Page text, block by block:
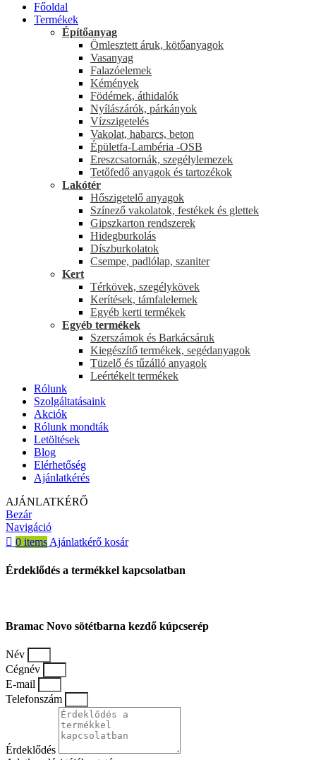
Főoldal
Termékek
Építőanyag
Ömlesztett áruk, kötőanyagok
Vasanyag
Falazóelemek
Kémények
Födémek, áthidalók
Nyílászárók, párkányok
Vízszigetelés
Vakolat, habarcs, beton
Épületfa-Lambéria -OSB
Ereszcsatornák, szegélylemezek
Tetőfedő anyagok és tartozékok
Lakótér
Hőszigetelő anyagok
Színező vakolatok, festékek és glettek
Gipszkarton rendszerek
Hidegburkolás
Díszburkolatok
Csempe, padlólap, szaniter
Kert
Térkövek, szegélykövek
Kerítések, támfalelemek
Egyéb kerti termékek
Egyéb termékek
Szerszámok és Barkácsáruk
Kiegészítő termékek, segédanyagok
Tüzelő és tűzálló anyagok
Leértékelt termékek
Rólunk
Szolgáltatásaink
Akciók
Rólunk mondták
Letöltések
Blog
Elérhetőség
Ajánlatkérés
AJÁNLATKÉRŐ
Bezár
Navigáció
0 items Ajánlatkérő kosár
Érdeklődés a termékkel kapcsolatban
Bramac Novo sötétbarna kezdő kúpcserép
Név
Cégnév
E-mail
Telefonszám
Érdeklődés